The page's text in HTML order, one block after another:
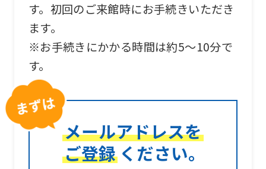
す。初回のご来館時にお手続きいただき
ます。
※お手続きにかかる時間は約5～10分で
す。
メールアドレスを
ご登録 ください。